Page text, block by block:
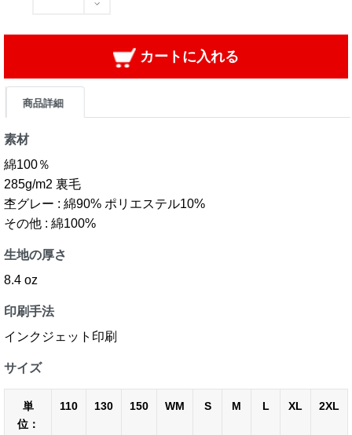
カートに入れる
商品詳細
素材
綿100％
285g/m2 裏毛
杢グレー : 綿90% ポリエステル10%
その他 : 綿100%
生地の厚さ
8.4 oz
印刷手法
インクジェット印刷
サイズ
単
位：
110 130 150 WM S M L XL 2XL